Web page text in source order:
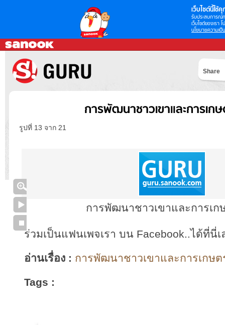
เว็บไซต์นี้ใช้คุ
รับประสบการณ์
เว็บไซต์ของเรา
นโยบายความเป็
Share
การพัฒนาชาวเขาและการเก
รูปที่ 13 จาก 21
การพัฒนาชาวเขาและการเก
ร่วมเป็นแฟนเพจเรา บน Facebook..ได้ที่นี่เ
อ่านเรื่อง : การพัฒนาชาวเขาและการเกษ
Tags :